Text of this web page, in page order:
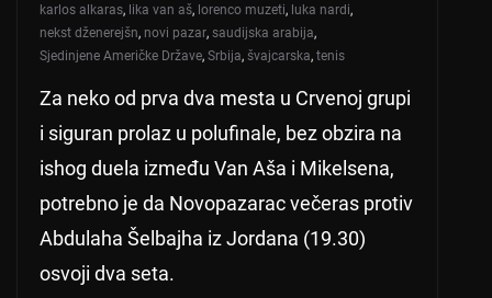
karlos alkaras, lika van aš, lorenco muzeti, luka nardi,
nekst dženerejšn, novi pazar, saudijska arabija,
Sjedinjene Američke Države, Srbija, švajcarska, tenis
Za neko od prva dva mesta u Crvenoj grupi
i siguran prolaz u polufinale, bez obzira na
ishog duela između Van Aša i Mikelsena,
potrebno je da Novopazarac večeras protiv
Abdulaha Šelbajha iz Jordana (19.30)
osvoji dva seta.